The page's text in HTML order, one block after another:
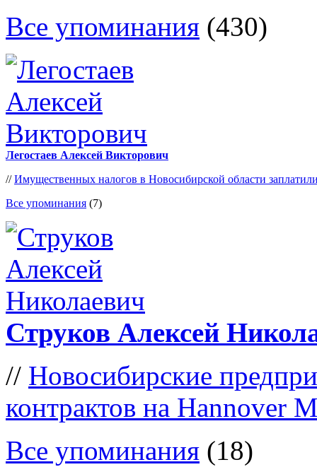
Все упоминания (430)
Легостаев Алексей Викторович
//Имущественных налогов в Новосибирской области
Все упоминания (7)
Струков Алексей
// Новосибирские
контрактов на Hannover
Все упоминания (18)